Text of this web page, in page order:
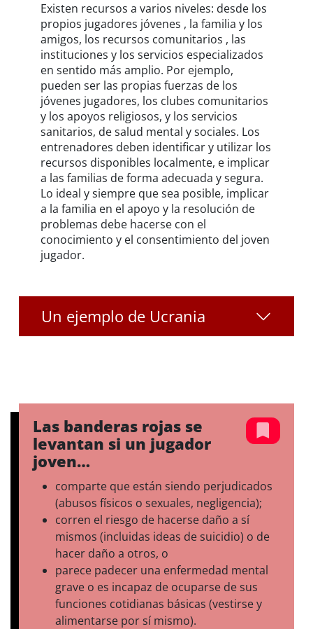
Existen recursos a varios niveles: desde los
propios jugadores jóvenes , la familia y los
amigos, los recursos comunitarios , las
instituciones y los servicios especializados
en sentido más amplio. Por ejemplo,
pueden ser las propias fuerzas de los
jóvenes jugadores, los clubes comunitarios
y los apoyos religiosos, y los servicios
sanitarios, de salud mental y sociales. Los
entrenadores deben identificar y utilizar los
recursos disponibles localmente, e implicar
a las familias de forma adecuada y segura.
Lo ideal y siempre que sea posible, implicar
a la familia en el apoyo y la resolución de
problemas debe hacerse con el
conocimiento y el consentimiento del joven
jugador.
Un ejemplo de Ucrania
Las banderas rojas se
levantan si un jugador
joven…
comparte que están siendo perjudicados
(abusos físicos o sexuales, negligencia);
corren el riesgo de hacerse daño a sí
mismos (incluidas ideas de suicidio) o de
hacer daño a otros, o
parece padecer una enfermedad mental
grave o es incapaz de ocuparse de sus
funciones cotidianas básicas (vestirse y
alimentarse por sí mismo).